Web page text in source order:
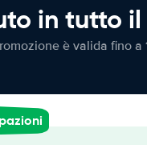
in tutto il
è valida fino